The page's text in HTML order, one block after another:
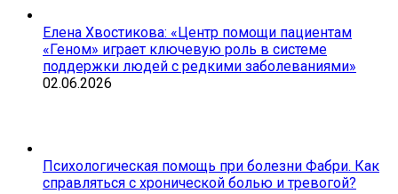
Елена Хвостикова: «Центр помощи пациентам
«Геном» играет ключевую роль в системе
поддержки людей с редкими заболеваниями»
02.06.2026
Психологическая помощь при болезни Фабри. Как
справляться с хронической болью и тревогой?